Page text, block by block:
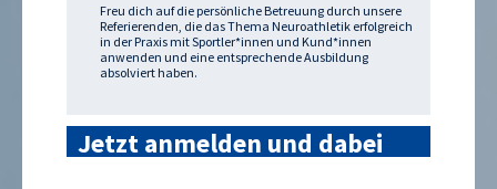
Freu dich auf die persönliche Betreuung durch unsere
Referierenden, die das Thema Neuroathletik erfolgreich
in der Praxis mit Sportler*innen und Kund*innen
anwenden und eine entsprechende Ausbildung
absolviert haben.
Jetzt anmelden und dabei